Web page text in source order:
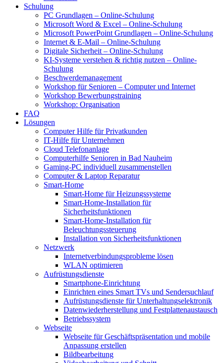
Schulung
PC Grundlagen – Online-Schulung
Microsoft Word & Excel – Online-Schulung
Microsoft PowerPoint Grundlagen – Online-Schulung
Internet & E-Mail – Online-Schulung
Digitale Sicherheit – Online-Schulung
KI-Systeme verstehen & richtig nutzen – Online-
Schulung
Beschwerdemanagement
Workshop für Senioren – Computer und Internet
Workshop Bewerbungstraining
Workshop: Organisation
FAQ
Lösungen
Computer Hilfe für Privatkunden
IT-Hilfe für Unternehmen
Cloud Telefonanlage
Computerhilfe Senioren in Bad Nauheim
Gaming-PC individuell zusammenstellen
Computer & Laptop Reparatur
Smart-Home
Smart-Home für Heizungssysteme
Smart-Home-Installation für
Sicherheitsfunktionen
Smart-Home-Installation für
Beleuchtungssteuerung
Installation von Sicherheitsfunktionen
Netzwerk
Internetverbindungsprobleme lösen
WLAN optimieren
Aufrüstungsdienste
Smartphone-Einrichtung
Einrichten eines Smart TVs und Sendersuchlauf
Aufrüstungsdienste für Unterhaltungselektronik
Datenwiederherstellung und Festplattenaustausch
Betriebssystem
Webseite
Webseite für Geschäftspräsentation und mobile
Anpassung erstellen
Bildbearbeitung